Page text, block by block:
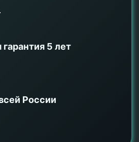
5 лет
России